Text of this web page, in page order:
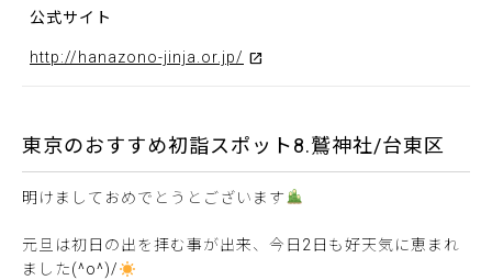
公式サイト
http://hanazono-jinja.or.jp/
東京のおすすめ初詣スポット8.鷲神社/台東区
明けましておめでとうとございます
元旦は初日の出を拝む事が出来、今日2日も好天気に恵まれ
ました(^o^)/